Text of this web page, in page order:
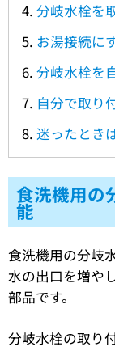
分岐水栓を
お湯接続に
分岐水栓を
自分で取り
迷ったとき
食洗機用の
能
食洗機用の分岐
水の出口を増や
部品です。
分岐水栓の取り